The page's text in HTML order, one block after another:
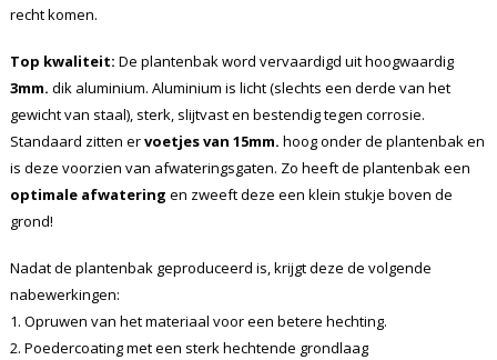
recht komen.
Top kwaliteit: De plantenbak word vervaardigd uit hoogwaardig
3mm. dik aluminium. Aluminium is licht (slechts een derde van het
gewicht van staal), sterk, slijtvast en bestendig tegen corrosie.
Standaard zitten ervoetjes van 15mm. hoog onder de plantenbak en
is deze voorzien van afwateringsgaten. Zo heeft de plantenbak een
optimale afwatering en zweeft deze een klein stukje boven de
grond!
Nadat de plantenbak geproduceerd is, krijgt deze de volgende
nabewerkingen:
1. Opruwen van het materiaal voor een betere hechting.
2. Poedercoating met een sterk hechtende grondlaag